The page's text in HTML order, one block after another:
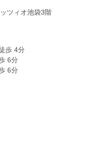
ツィオ池袋3階
歩 4分
6分
6分